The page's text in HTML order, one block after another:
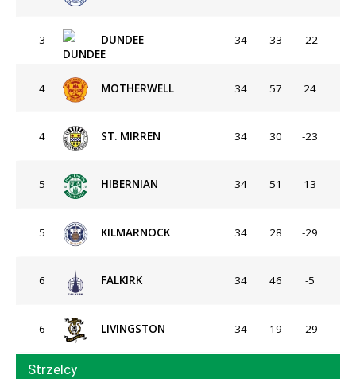
3 DUNDEE 34 33 -22
4 MOTHERWELL 34 57 24
4 ST. MIRREN 34 30 -23
5 HIBERNIAN 34 51 13
5 KILMARNOCK 34 28 -29
6 FALKIRK 34 46 -5
6 LIVINGSTON 34 19 -29
Strzelcy